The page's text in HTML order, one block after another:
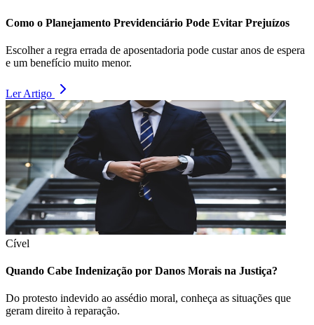
Como o Planejamento Previdenciário Pode Evitar Prejuízos
Escolher a regra errada de aposentadoria pode custar anos de espera
e um benefício muito menor.
Ler Artigo
Cível
Quando Cabe Indenização por Danos Morais na Justiça?
Do protesto indevido ao assédio moral, conheça as situações que
geram direito à reparação.